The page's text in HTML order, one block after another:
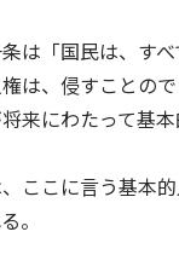
は「国民は、す
は、侵すことの
来にわたって基
ここに言う基本
。